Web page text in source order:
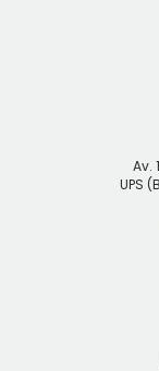
Av.
UPS